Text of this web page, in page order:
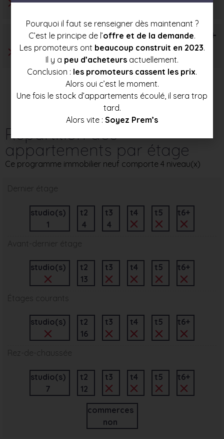
T6+
Répartition des
appartements par étage
Ce programme immobilier neuf comporte 4 niveau(x)
Dernier étage
studio(s)
1
t2
4
t3
4
t4 t5 t6+
Avant-dernier étage
studio(s)
t2
13
t3 t4 t5 t6+
Étages courants
studio(s)
t2
16
t3 t4 t5 t6+
Rez-de-chaussée
studio(s)
7
t2
12
t3 t4 t5 t6+
commerces
non
Pourquoi il faut se renseigner dès maintenant ?
C’est le principe de l’offre et de la demande.
Les promoteurs ont beaucoup construit en 2023.
Il y a peu d’acheteurs actuellement.
Conclusion : les promoteurs cassent les prix.
Alors oui c’est le moment.
Une fois le stock d’appartements écoulé, il sera trop
tard.
Alors vite : Soyez Prem’s